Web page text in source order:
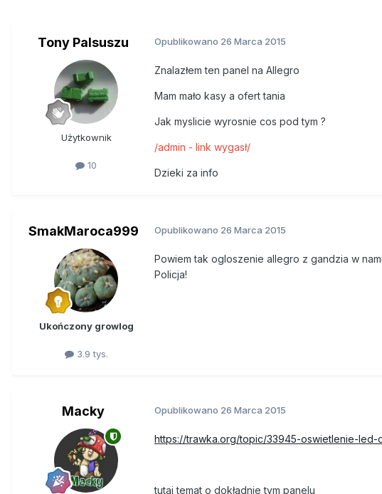
Tony Palsuszu
Użytkownik
10
Opublikowano 26 Marca 2015
Znalazłem ten panel na Allegro
Mam mało kasy a ofert tania
Jak myslicie wyrosnie cos pod tym ?
/admin - link wygasł/
Dzieki za info
SmakMaroca999
Ukończony growlog
3.9 tys.
Opublikowano 26 Marca 2015
Powiem tak ogloszenie allegro z gandzia w
Policja!
Macky Opublikowano 26 Marca 2015
https://trawka.org/topic/33945-oswietlenie-
tutaj temat o dokładnie tym panelu